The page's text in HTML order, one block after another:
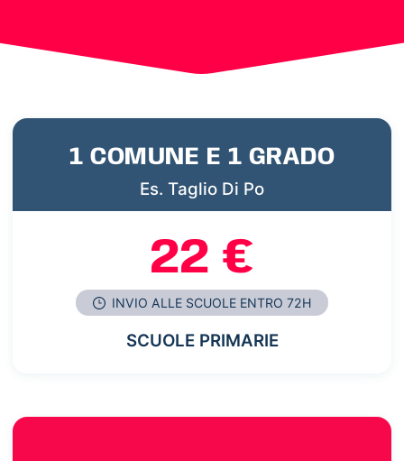
1 COMUNE E 1 GRADO
Es. Taglio Di Po
22 €
INVIO ALLE SCUOLE ENTRO 72H
SCUOLE PRIMARIE